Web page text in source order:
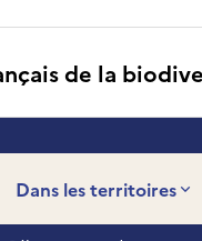
de la
Dans les territoires